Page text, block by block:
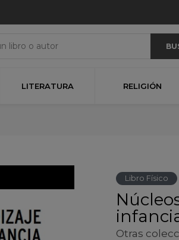
LITERATURA RELIGIÓN
Libro Físico
Otras